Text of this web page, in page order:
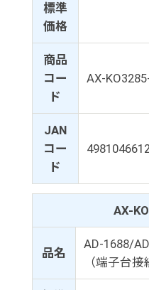
標準
価格
商品
コー
ド
AX-
JAN
コー
ド
AX-
品名
AD-1688/
（端子台